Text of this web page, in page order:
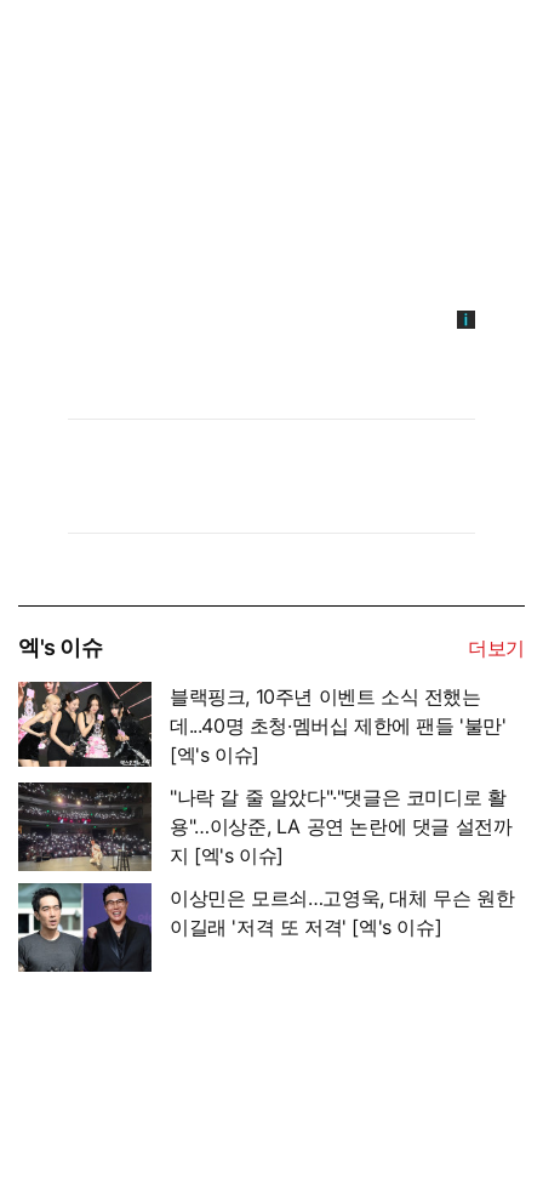
엑's 이슈
더보기
블랙핑크, 10주년 이벤트 소식 전했는
데...40명 초청·멤버십 제한에 팬들 '불만'
[엑's 이슈]
"나락 갈 줄 알았다"·"댓글은 코미디로 활
용"…이상준, LA 공연 논란에 댓글 설전까
지 [엑's 이슈]
이상민은 모르쇠…고영욱, 대체 무슨 원한
이길래 '저격 또 저격' [엑's 이슈]